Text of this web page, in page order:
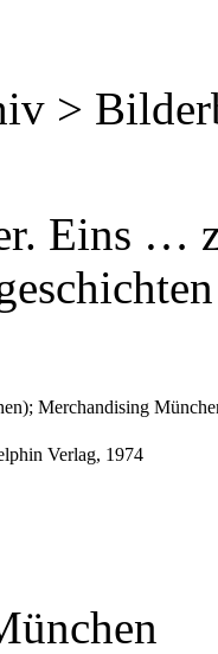
>
Eins …
Merchandising
Verlag, 1974